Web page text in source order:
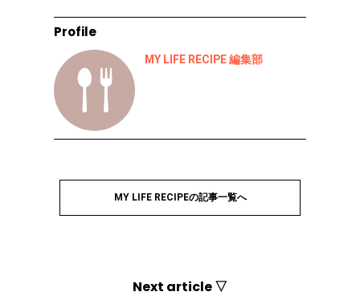
Profile
MY LIFE RECIPE 編集部
MY LIFE RECIPEの記事一覧へ
Next article ▽